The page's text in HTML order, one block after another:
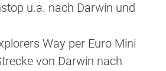
u.a. nach Darwin und
Way per Euro Mini
von Darwin nach